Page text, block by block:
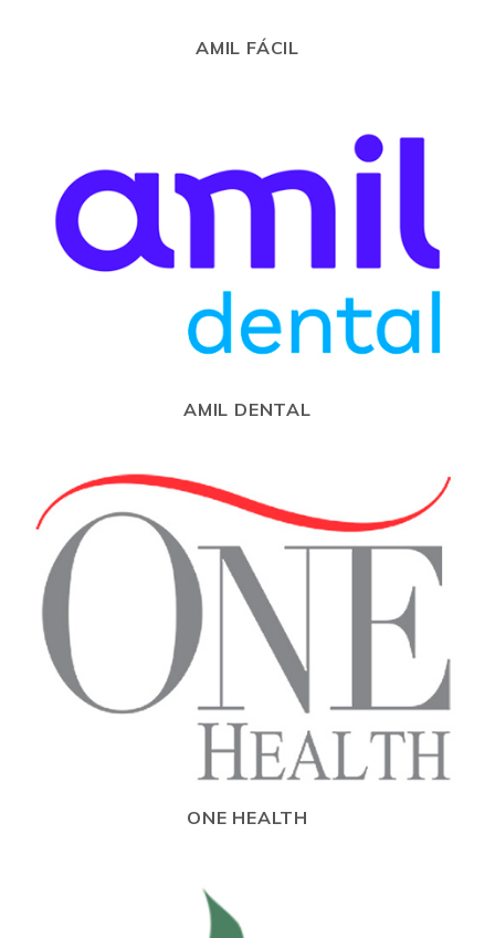
AMIL FÁCIL
AMIL DENTAL
ONE HEALTH